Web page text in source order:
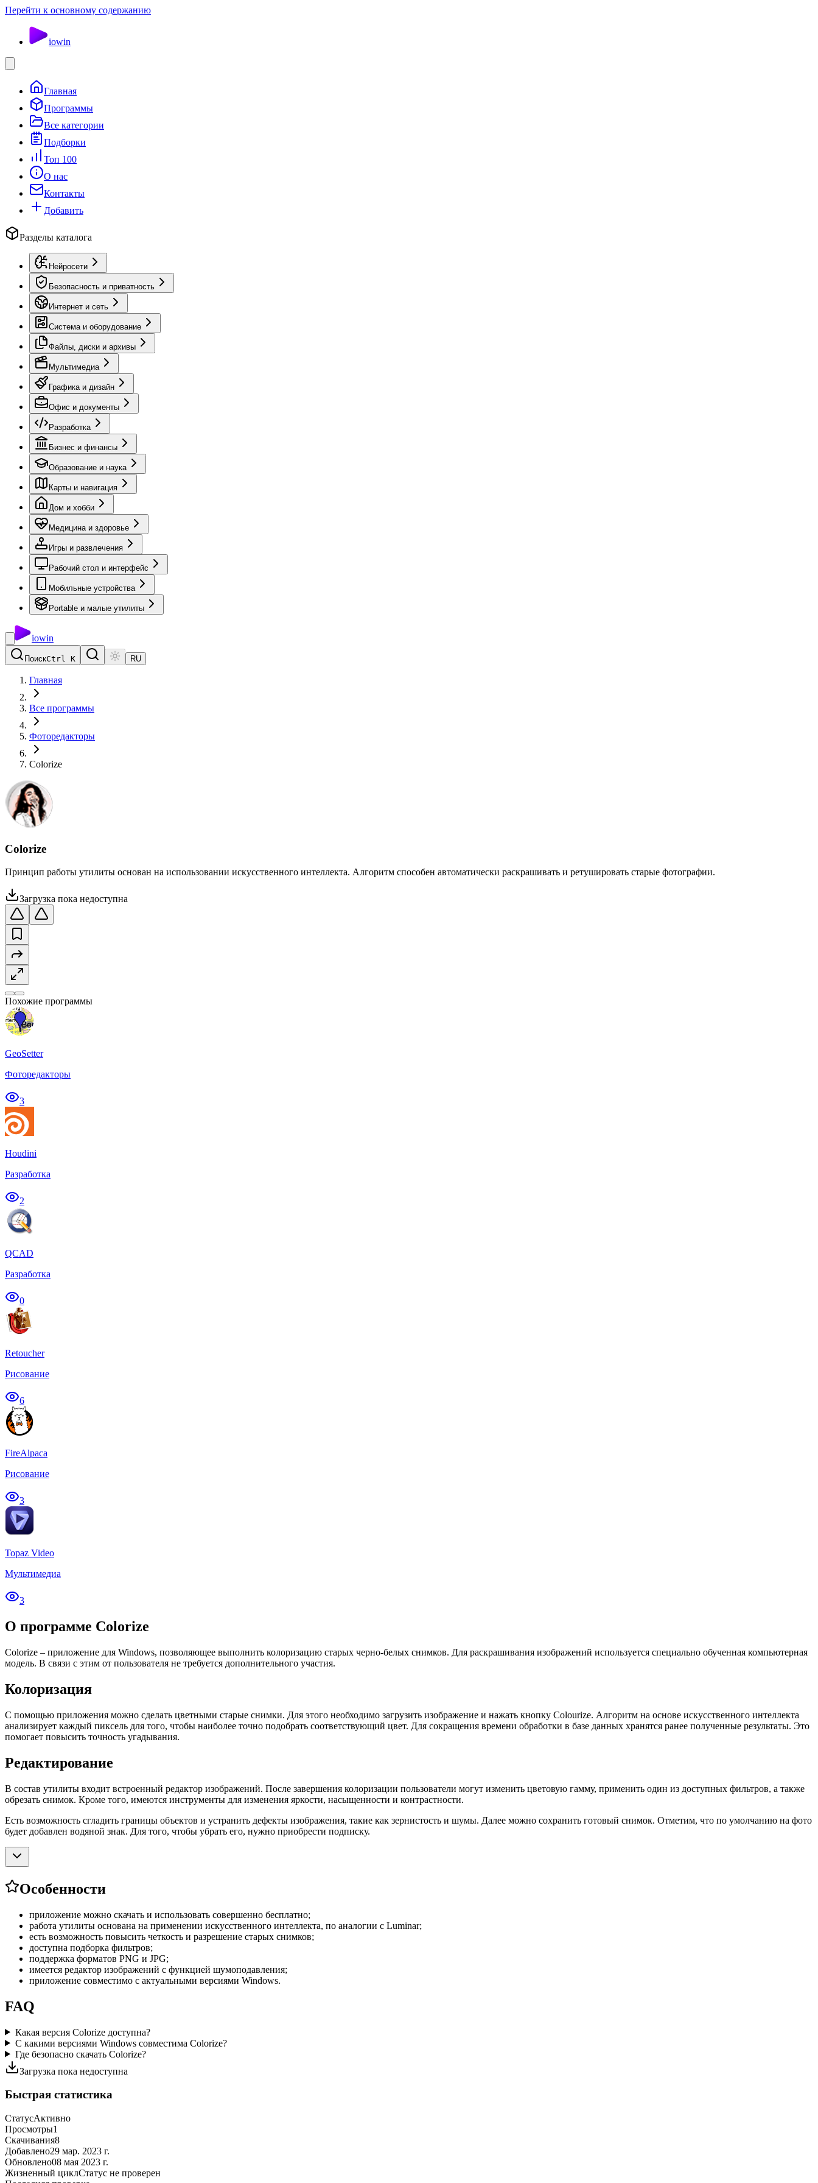
Перейти к основному содержанию
iowin
Главная
Программы
Все категории
Подборки
Топ 100
О нас
Контакты
Добавить
Разделы каталога
Нейросети
Безопасность и приватность
Интернет и сеть
Система и оборудование
Файлы, диски и архивы
Мультимедиа
Графика и дизайн
Офис и документы
Разработка
Бизнес и финансы
Образование и наука
Карты и навигация
Дом и хобби
Медицина и здоровье
Игры и развлечения
Рабочий стол и интерфейс
Мобильные устройства
Portable и малые утилиты
iowin
ПоискCtrl K RU
Главная
Все программы
Фоторедакторы
Colorize
Colorize
Принцип работы утилиты основан на использовании искусственного интеллекта. Алгоритм способен автоматически раскрашивать и ретушировать старые фотографии.
Загрузка пока недоступна
Похожие программы
GeoSetter
Фоторедакторы
3
Houdini
Разработка
2
QCAD
Разработка
0
Retoucher
Рисование
6
FireAlpaca
Рисование
3
Topaz Video
Мультимедиа
3
О программе Colorize
Colorize – приложение для Windows, позволяющее выполнить колоризацию старых черно-белых снимков. Для раскрашивания изображений используется специально обученная компьютерная
модель. В связи с этим от пользователя не требуется дополнительного участия.
Колоризация
С помощью приложения можно сделать цветными старые снимки. Для этого необходимо загрузить изображение и нажать кнопку Colourize. Алгоритм на основе искусственного интеллекта
анализирует каждый пиксель для того, чтобы наиболее точно подобрать соответствующий цвет. Для сокращения времени обработки в базе данных хранятся ранее полученные результаты. Это
помогает повысить точность угадывания.
Редактирование
В состав утилиты входит встроенный редактор изображений. После завершения колоризации пользователи могут изменить цветовую гамму, применить один из доступных фильтров, а также
обрезать снимок. Кроме того, имеются инструменты для изменения яркости, насыщенности и контрастности.
Есть возможность сгладить границы объектов и устранить дефекты изображения, такие как зернистость и шумы. Далее можно сохранить готовый снимок. Отметим, что по умолчанию на фото
будет добавлен водяной знак. Для того, чтобы убрать его, нужно приобрести подписку.
Особенности
приложение можно скачать и использовать совершенно бесплатно;
работа утилиты основана на применении искусственного интеллекта, по аналогии с Luminar;
есть возможность повысить четкость и разрешение старых снимков;
доступна подборка фильтров;
поддержка форматов PNG и JPG;
имеется редактор изображений с функцией шумоподавления;
приложение совместимо с актуальными версиями Windows.
FAQ
Какая версия Colorize доступна?
С какими версиями Windows совместима Colorize?
Где безопасно скачать Colorize?
Загрузка пока недоступна
Быстрая статистика
СтатусАктивно
Просмотры1
Скачивания8
Добавлено29 мар. 2023 г.
Обновлено08 мая 2023 г.
Жизненный циклСтатус не проверен